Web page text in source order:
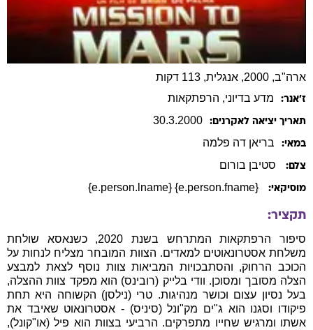
ארה"ב, 2000, אנגלית, 113 דקות
ז׳אנר: מדע בדיוני, הרפתקאות
תאריך יציאה לאקרנים: 30.3.2000
במאי: בריאן דה פלמה
צלם: סטיבן בורום
מוסיקאי: {e.person.fname} {e.person.lname}
תקציר:
סיפור הרפתקאות המתרחש בשנת 2020, כשנאסא שולחת
משלחת אסטרונאוטים למאדים. הצוות המובחר מצליח לנחות על
הכוכב הרחוק, והסתבכויות המביאות צוות נוסף לצאת למבצע
הצלה מסובך ומסוכן. וודי בלייק (רובינס) הוא מפקד צוות ההצלה,
בעל נסיון עצום וכושר מנהיגות. טרי (נילסן) הקשוחה היא תחת
פיקודו וסגנו הוא ג"ים מק"ונל (סיניס) - אסטרונאוט שאיבד את
אשתו ומרגיש שחייו מתפרקים. הרביעי בצוות הוא פיל (או"קונל),